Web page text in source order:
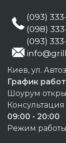
(093)
(098)
(093)
Киев, ул.
График
Шоурум
09:00 - 20:00
Режим